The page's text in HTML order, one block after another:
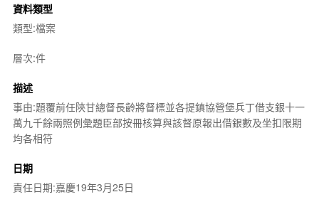
資料類型
類型:檔案
層次:件
描述
事由:題覆前任陝甘總督長齡將督標並各提鎮協營堡兵丁借支銀十一
萬九千餘兩照例彙題臣部按冊核算與該督原報出借銀數及坐扣限期
均各相符
日期
責任日期:嘉慶19年3月25日